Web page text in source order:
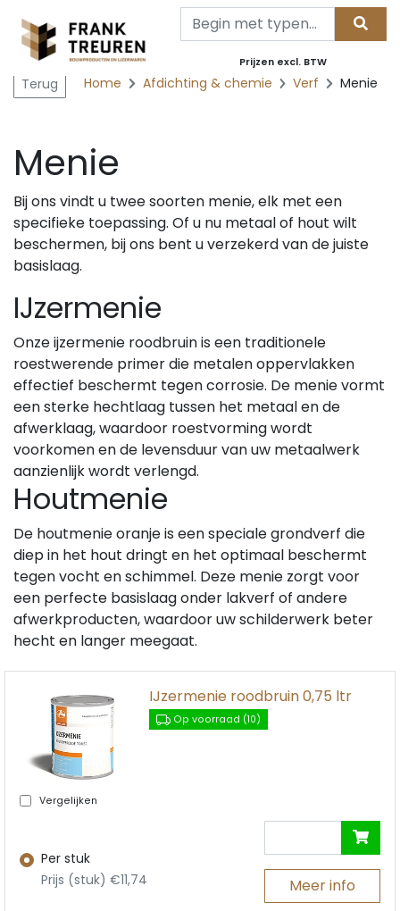
Prijzen excl. BTW
Terug Home Afdichting & chemie Verf Menie
Menie
Bij ons vindt u twee soorten menie, elk met een
specifieke toepassing. Of u nu metaal of hout wilt
beschermen, bij ons bent u verzekerd van de juiste
basislaag.
IJzermenie
Onze ijzermenie roodbruin is een traditionele
roestwerende primer die metalen oppervlakken
effectief beschermt tegen corrosie. De menie vormt
een sterke hechtlaag tussen het metaal en de
afwerklaag, waardoor roestvorming wordt
voorkomen en de levensduur van uw metaalwerk
aanzienlijk wordt verlengd.
Houtmenie
De houtmenie oranje is een speciale grondverf die
diep in het hout dringt en het optimaal beschermt
tegen vocht en schimmel. Deze menie zorgt voor
een perfecte basislaag onder lakverf of andere
afwerkproducten, waardoor uw schilderwerk beter
hecht en langer meegaat.
Vergelijken
IJzermenie roodbruin 0,75 ltr
Op voorraad (10)
Per stuk
Prijs (stuk) €11,74
Meer info